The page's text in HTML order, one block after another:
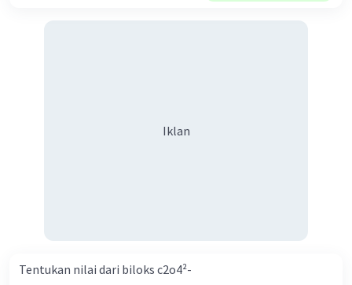
Iklan
Tentukan nilai dari biloks c2o4²-